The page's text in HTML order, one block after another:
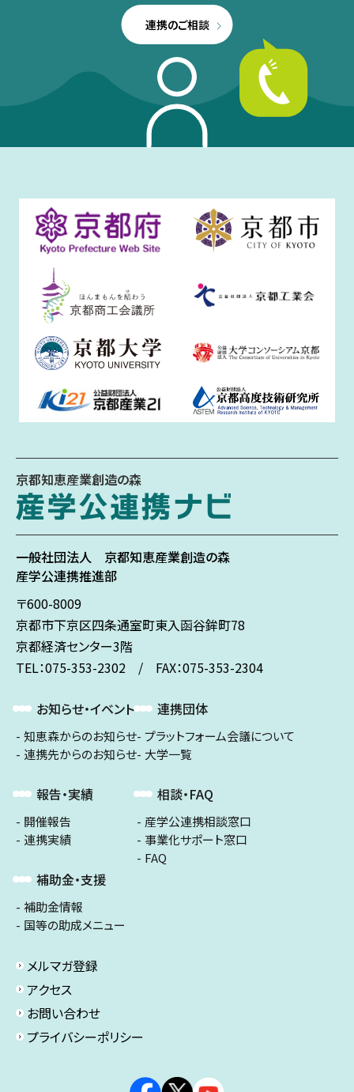
連携のご相談
京都知恵産業創造の森
一般社団法人 京都知恵産業創造の森
産学公連携推進部
〒600-8009
京都市下京区四条通室町東入函谷鉾町78
京都経済センター3階
TEL：075-353-2302 / FAX：075-353-2304
お知らせ・イベント
知恵森からのお知らせ
連携先からのお知らせ
報告・実績
開催報告
連携実績
補助金・支援
補助金情報
国等の助成メニュー
連携団体
プラットフォーム会議について
大学一覧
相談・FAQ
産学公連携相談窓口
事業化サポート窓口
FAQ
メルマガ登録
アクセス
お問い合わせ
プライバシーポリシー